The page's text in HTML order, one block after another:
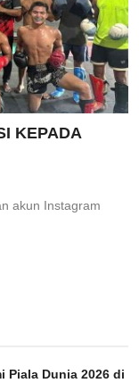
KEPADA
akun Instagram
Piala Dunia 2026 di